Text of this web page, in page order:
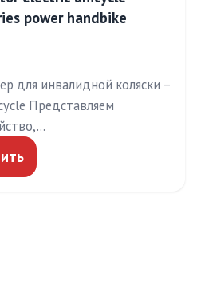
power handbike
для инвалидной коляски –
Представляем